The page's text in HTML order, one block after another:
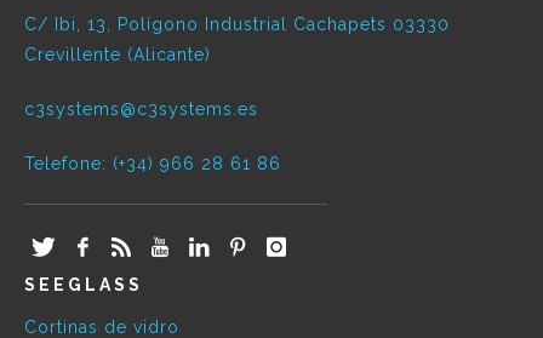
C/ Ibi, 13, Polígono Industrial Cachapets 03330
Crevillente (Alicante)
c3systems@c3systems.es
Telefone: (+34) 966 28 61 86
SEEGLASS
Cortinas de vidro